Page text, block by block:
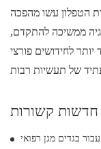
הטפלון עשו מהפכה
ממשיכה להתקדם,
יותר לחידושים פורצי
חדשות קשורות
בגדים מגן רפואי